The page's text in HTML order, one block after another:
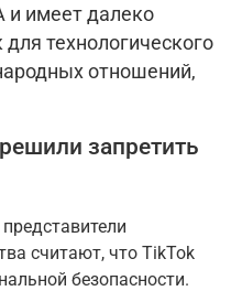
и имеет далеко
технологического
отношений,
запретить
считают, что TikTok
безопасности.